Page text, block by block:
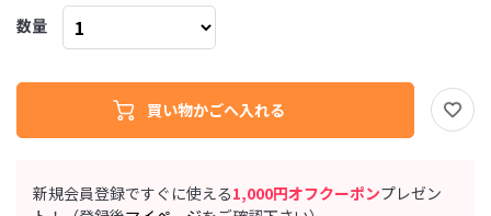
新規会員登録ですぐに使える1,000円オフクーポンプレゼン
数量